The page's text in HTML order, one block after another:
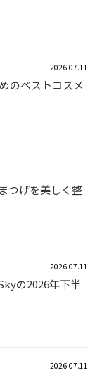
2026.07.11
のベストコスメ
つげを美しく整
2026.07.11
の2026年下半
2026.07.11